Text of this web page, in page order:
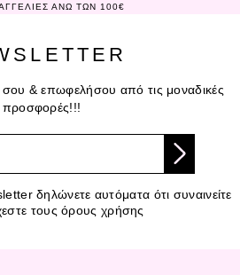
ΑΝΩ ΤΩΝ 100€
& επωφελήσου από τις μοναδικές
προσφορές!!!
δηλώνετε αυτόματα ότι συναινείτε
τους όρους χρήσης